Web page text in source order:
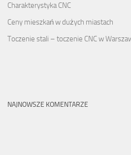
Charakterystyka CNC
Ceny mieszkań w dużych miastach
Toczenie stali – toczenie CNC w
NAJNOWSZE KOMENTARZE